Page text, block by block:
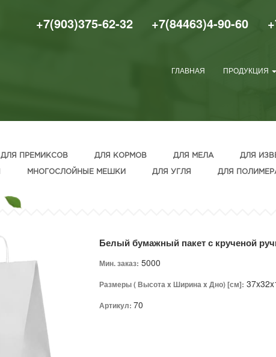
+7(903)375-62-32 +7(84463)4-90-60
ГЛАВНАЯ ПРОДУКЦИЯ
ДЛЯ ПРЕМИКСОВ ДЛЯ КОРМОВ ДЛЯ МЕЛА ДЛЯ
МНОГОСЛОЙНЫЕ МЕШКИ ДЛЯ УГЛЯ ДЛЯ
Белый бумажный пакет с крученой
Мин. заказ: 5000
Размеры ( Высота x Ширина x Дно) [см]:
Артикул: 70